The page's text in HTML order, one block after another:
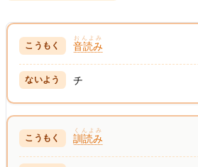
音読み
おんよみ
チ
訓読み
くんよみ